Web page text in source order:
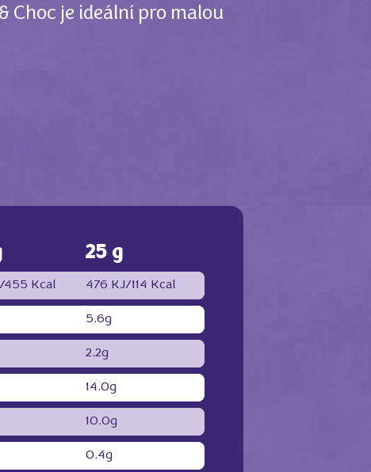
Choc je ideální pro malou
25 g
455 Kcal 476 KJ/114 Kcal
5.6g
2.2g
14.0g
10.0g
0.4g